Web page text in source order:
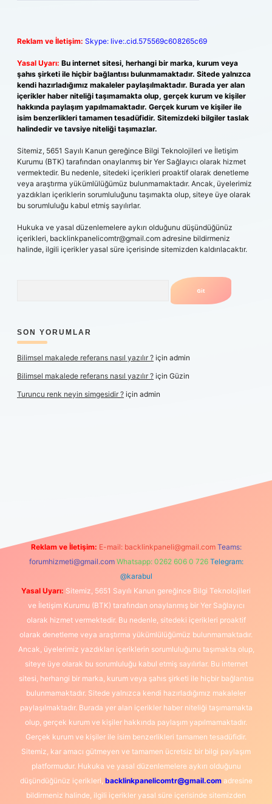
Reklam ve İletişim: Skype: live:.cid.575569c608265c69
Yasal Uyarı: Bu internet sitesi, herhangi bir marka, kurum veya
şahıs şirketi ile hiçbir bağlantısı bulunmamaktadır. Sitede yalnızca
kendi hazırladığımız makaleler paylaşılmaktadır. Burada yer alan
içerikler haber niteliği taşımamakta olup, gerçek kurum ve kişiler
hakkında paylaşım yapılmamaktadır. Gerçek kurum ve kişiler ile
isim benzerlikleri tamamen tesadüfidir. Sitemizdeki bilgiler taslak
halindedir ve tavsiye niteliği taşımazlar.
Sitemiz, 5651 Sayılı Kanun gereğince Bilgi Teknolojileri ve İletişim
Kurumu (BTK) tarafından onaylanmış bir Yer Sağlayıcı olarak hizmet
vermektedir. Bu nedenle, sitedeki içerikleri proaktif olarak denetleme
veya araştırma yükümlülüğümüz bulunmamaktadır. Ancak, üyelerimiz
yazdıkları içeriklerin sorumluluğunu taşımakta olup, siteye üye olarak
bu sorumluluğu kabul etmiş sayılırlar.
Hukuka ve yasal düzenlemelere aykırı olduğunu düşündüğünüz
içerikleri, backlinkpanelicomtr@gmail.com adresine bildirmeniz
halinde, ilgili içerikler yasal süre içerisinde sitemizden kaldırılacaktır.
SON YORUMLAR
Bilimsel makalede referans nasıl yazılır ? için admin
Bilimsel makalede referans nasıl yazılır ? için Güzin
Turuncu renk neyin simgesidir ? için admin
Reklam ve İletişim: E-mail: backlinkpaneli@gmail.com Teams:
forumhizmeti@gmail.com Whatsapp: 0262 606 0 726 Telegram:
@karabul
Yasal Uyarı: Sitemiz, 5651 Sayılı Kanun gereğince Bilgi Teknolojileri
ve İletişim Kurumu (BTK) tarafından onaylanmış bir Yer Sağlayıcı
olarak hizmet vermektedir. Bu nedenle, sitedeki içerikleri proaktif
olarak denetleme veya araştırma yükümlülüğümüz bulunmamaktadır.
Ancak, üyelerimiz yazdıkları içeriklerin sorumluluğunu taşımakta olup,
siteye üye olarak bu sorumluluğu kabul etmiş sayılırlar. Bu internet
sitesi, herhangi bir marka, kurum veya şahıs şirketi ile hiçbir bağlantısı
bulunmamaktadır. Sitede yalnızca kendi hazırladığımız makaleler
paylaşılmaktadır. Burada yer alan içerikler haber niteliği taşımamakta
olup, gerçek kurum ve kişiler hakkında paylaşım yapılmamaktadır.
Gerçek kurum ve kişiler ile isim benzerlikleri tamamen tesadüfidir.
Sitemiz, kar amacı gütmeyen ve tamamen ücretsiz bir bilgi paylaşım
platformudur. Hukuka ve yasal düzenlemelere aykırı olduğunu
düşündüğünüz içerikleri, backlinkpanelicomtr@gmail.comadresine
bildirmeniz halinde, ilgili içerikler yasal süre içerisinde sitemizden